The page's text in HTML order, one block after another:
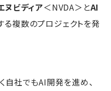
ヌビディア＜NVDA＞とAI
る複数のプロジェクトを発
自社でもAI開発を進め、